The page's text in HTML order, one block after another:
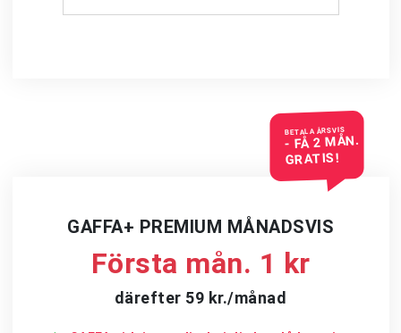
BETALA ÅRSVIS
- FÅ 2 MÅN.
GRATIS!
GAFFA+ PREMIUM MÅNADSVIS
Första mån. 1 kr
därefter 59 kr./månad